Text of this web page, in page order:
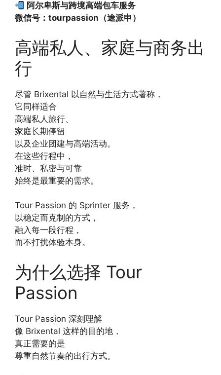
阿尔卑斯与跨境高端包车服务
微信号：tourpassion（途派申）
高端私人、家庭与商务出
行
尽管 Brixental 以自然与生活方式著称，
它同样适合
高端私人旅行、
家庭长期停留
以及企业团建与高端活动。
在这些行程中，
准时、私密与可靠
始终是最重要的需求。
Tour Passion 的 Sprinter 服务，
以稳定而克制的方式，
融入每一段行程，
而不打扰体验本身。
为什么选择 Tour
Passion
Tour Passion 深刻理解
像 Brixental 这样的目的地，
真正需要的是
尊重自然节奏的出行方式。